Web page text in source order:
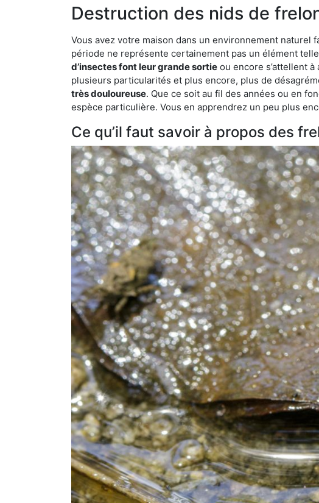
Destruction des nids de
Vous avez votre maison dans un environnement
période ne représente certainement pas un élément
d’insectes font leur grande sortie ou encore s’attellent
plusieurs particularités et plus encore, plus de
très douloureuse. Que ce soit au fil des années ou en
espèce particulière. Vous en apprendrez un peu plus
Ce qu’il faut savoir à propos des